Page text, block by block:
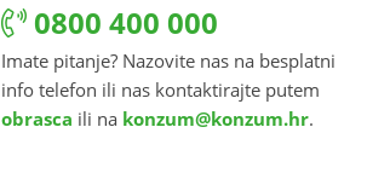
0800 400 000
Imate pitanje? Nazovite nas na besplatni
info telefon ili nas kontaktirajte putem
obrasca ili na konzum@konzum.hr.